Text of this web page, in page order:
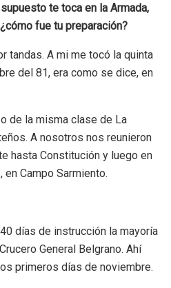
te toca en la Armada,
fue tu preparación?
tandas. A mi me tocó la quinta
del 81, era como se dice, en
de la misma clase de La
A nosotros nos reunieron
hasta Constitución y luego en
Campo Sarmiento.
días de instrucción la mayoría
General Belgrano. Ahí
primeros días de noviembre.